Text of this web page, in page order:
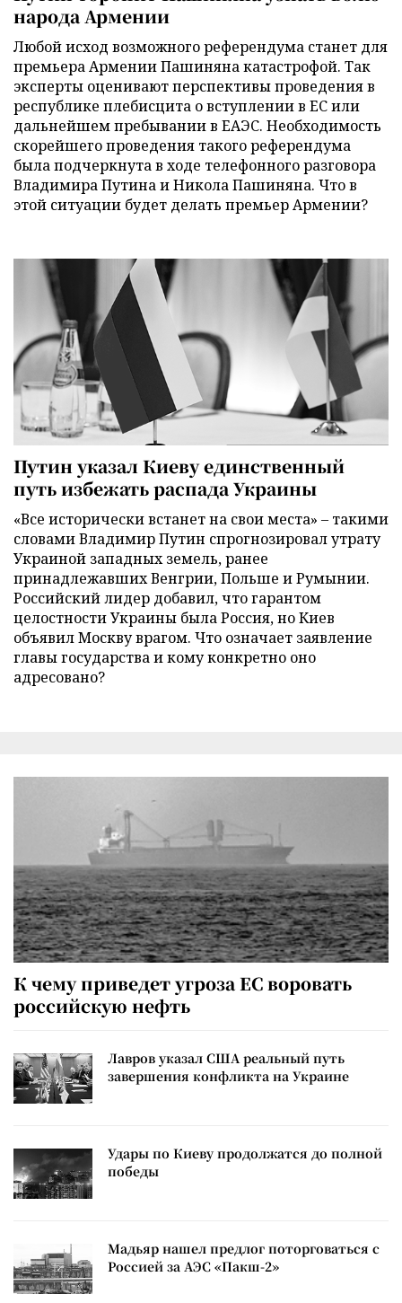
народа Армении
Любой исход возможного референдума станет для
премьера Армении Пашиняна катастрофой. Так
эксперты оценивают перспективы проведения в
республике плебисцита о вступлении в ЕС или
дальнейшем пребывании в ЕАЭС. Необходимость
скорейшего проведения такого референдума
была подчеркнута в ходе телефонного разговора
Владимира Путина и Никола Пашиняна. Что в
этой ситуации будет делать премьер Армении?
Путин указал Киеву единственный
путь избежать распада Украины
«Все исторически встанет на свои места» – такими
словами Владимир Путин спрогнозировал утрату
Украиной западных земель, ранее
принадлежавших Венгрии, Польше и Румынии.
Российский лидер добавил, что гарантом
целостности Украины была Россия, но Киев
объявил Москву врагом. Что означает заявление
главы государства и кому конкретно оно
адресовано?
К чему приведет угроза ЕС воровать
российскую нефть
Лавров указал США реальный путь
завершения конфликта на Украине
Удары по Киеву продолжатся до полной
победы
Мадьяр нашел предлог поторговаться с
Россией за АЭС «Пакш-2»